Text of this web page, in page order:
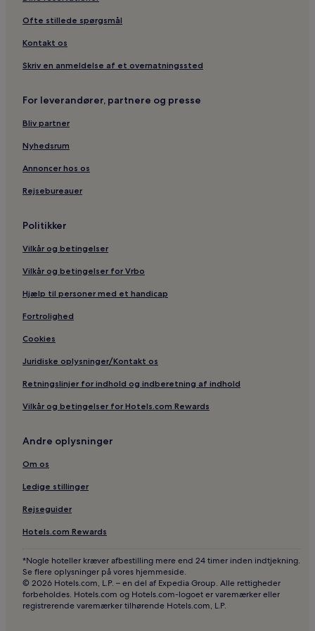
Hoteller i Lalitpur
Hoteller i Bageshwori
Hoteller i Marming
Hoteller i Madhyapur Thimi
Hoteller i Kageshwori Manohara
Hoteller i Chandragiri
Hoteller i Imadol
Hoteller i Jagatpur
Hoteller i Purano Jhangajholi
Kæledyrsvenlige hoteller i Nagarkot
2-Stjernede hoteller i Nagarkot
3-Stjernede hoteller i Nagarkot
Familievenlige hoteller i Nagarkot
Hoteller i Nagarkot
Hoteller med parkering i Dhulikhel
3-Stjernede hoteller i Dhulikhel
Forretningshoteller i Dhulikhel
Spahoteller i Dhulikhel
Ofte stillede spørgsmål
Kontakt os
Skriv en anmeldelse af et overnatningssted
For leverandører, partnere og presse
Bliv partner
Nyhedsrum
Annoncer hos os
Rejsebureauer
Politikker
Vilkår og betingelser
Vilkår og betingelser for Vrbo
Hjælp til personer med et handicap
Fortrolighed
Cookies
Juridiske oplysninger/Kontakt os
Retningslinjer for indhold og indberetning af indhold
Vilkår og betingelser for Hotels.com Rewards
Andre oplysninger
Om os
Ledige stillinger
Rejseguider
Hotels.com Rewards
*Nogle hoteller kræver afbestilling mere end 24 timer inden indtjekning.
Se flere oplysninger på vores hjemmeside.
© 2026 Hotels.com, L.P. – en del af Expedia Group. Alle rettigheder
forbeholdes. Hotels.com og Hotels.com-logoet er varemærker eller
registrerende varemærker tilhørende Hotels.com, L.P.